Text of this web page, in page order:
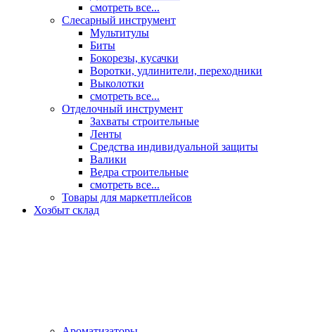
смотреть все...
Слесарный инструмент
Мультитулы
Биты
Бокорезы, кусачки
Воротки, удлинители, переходники
Выколотки
смотреть все...
Отделочный инструмент
Захваты строительные
Ленты
Средства индивидуальной защиты
Валики
Ведра строительные
смотреть все...
Товары для маркетплейсов
Хозбыт склад